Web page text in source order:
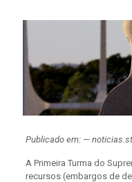
Publicado em: —
A Primeira Turma do
recursos (embargos de